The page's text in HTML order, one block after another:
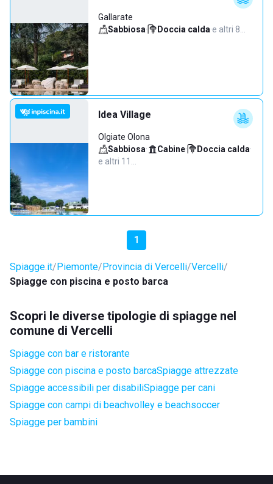
Gallarate
Sabbiosa· Doccia calda·e altri 8…
Idea Village
Olgiate Olona
Sabbiosa· Cabine· Doccia calda·
e altri 11…
1
Spiagge.it Piemonte Provincia di Vercelli Vercelli
Spiagge con piscina e posto barca
Scopri le diverse tipologie di spiagge nel
comune di Vercelli
Spiagge con bar e ristorante
Spiagge con piscina e posto barcaSpiagge attrezzate
Spiagge accessibili per disabiliSpiagge per cani
Spiagge con campi di beachvolley e beachsoccer
Spiagge per bambini